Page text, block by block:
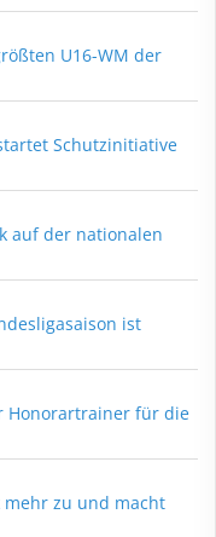
U16-WM der
Schutzinitiative
auf der nationalen
ist
Honorartrainer für die
mehr zu und macht